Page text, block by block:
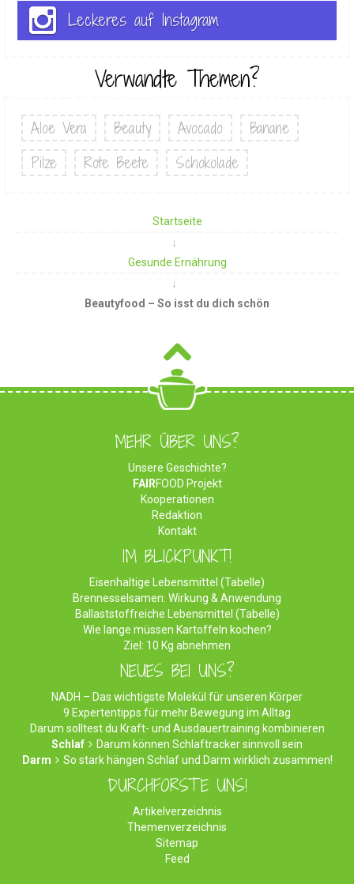
Leckeres auf Instagram
Verwandte Themen?
Aloe Vera Beauty Avocado
Banane
Pilze
Rote Beete Schokolade
Startseite
Gesunde Ernährung
Beautyfood – So isst du dich schön
MEHR ÜBER UNS?
Unsere Geschichte?
FAIRFOOD Projekt
Kooperationen
Redaktion
Kontakt
IM BLICKPUNKT!
Eisenhaltige Lebensmittel (Tabelle)
Brennesselsamen: Wirkung & Anwendung
Ballaststoffreiche Lebensmittel (Tabelle)
Wie lange müssen Kartoffeln kochen?
Ziel: 10 Kg abnehmen
NEUES BEI UNS?
NADH – Das wichtigste Molekül für unseren Körper
9 Expertentipps für mehr Bewegung im Alltag
Darum solltest du Kraft- und Ausdauertraining kombinieren
Schlaf
Darum können Schlaftracker sinnvoll sein
Darm
So stark hängen Schlaf und Darm wirklich zusammen!
DURCHFORSTE UNS!
Artikelverzeichnis
Themenverzeichnis
Sitemap
Feed